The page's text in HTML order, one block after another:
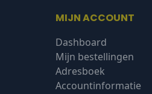
MIJN ACCOUNT
Dashboard
Mijn bestellingen
Adresboek
Accountinformatie